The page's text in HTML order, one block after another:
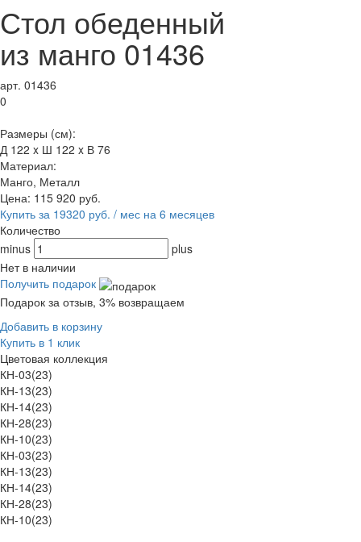
Стол обеденный
из манго 01436
арт. 01436
0
Размеры (см):
Д 122 x Ш 122 x В 76
Материал:
Манго, Металл
Цена: 115 920 руб.
Купить за 19320 руб. / мес на 6 месяцев
Количество
minus
plus
Нет в наличии
Получить подарок
Подарок за отзыв, 3% возвращаем
Добавить в корзину
Купить в 1 клик
Цветовая коллекция
КН-03(23)
КН-13(23)
КН-14(23)
КН-28(23)
КН-10(23)
КН-03(23)
КН-13(23)
КН-14(23)
КН-28(23)
КН-10(23)